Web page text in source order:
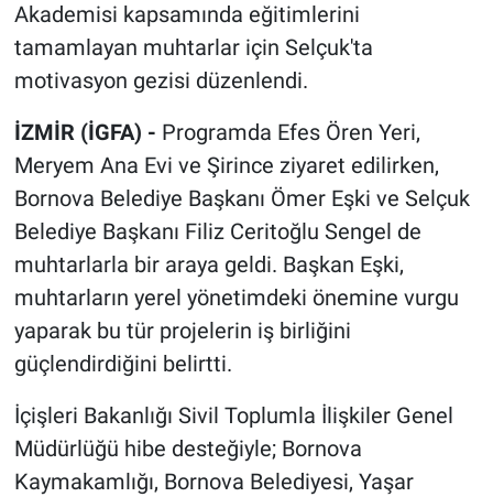
Akademisi kapsamında eğitimlerini
tamamlayan muhtarlar için Selçuk'ta
motivasyon gezisi düzenlendi.
İZMİR (İGFA) - Programda Efes Ören Yeri,
Meryem Ana Evi ve Şirince ziyaret edilirken,
Bornova Belediye Başkanı Ömer Eşki ve Selçuk
Belediye Başkanı Filiz Ceritoğlu Sengel de
muhtarlarla bir araya geldi. Başkan Eşki,
muhtarların yerel yönetimdeki önemine vurgu
yaparak bu tür projelerin iş birliğini
güçlendirdiğini belirtti.
İçişleri Bakanlığı Sivil Toplumla İlişkiler Genel
Müdürlüğü hibe desteğiyle; Bornova
Kaymakamlığı, Bornova Belediyesi, Yaşar